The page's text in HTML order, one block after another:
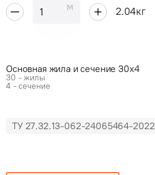
м 2.04кг
Основная жила и сечение 30x4
30 - жилы
4 - сечение
ТУ 27.32.13-062-24065464-2022